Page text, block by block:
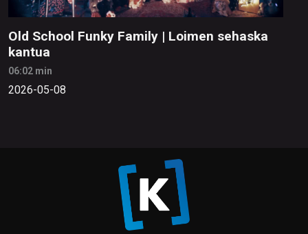
Old School Funky Family | Loimen sehaska
kantua
06:02 min
2026-05-08